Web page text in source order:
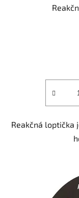
Reakčná loptička